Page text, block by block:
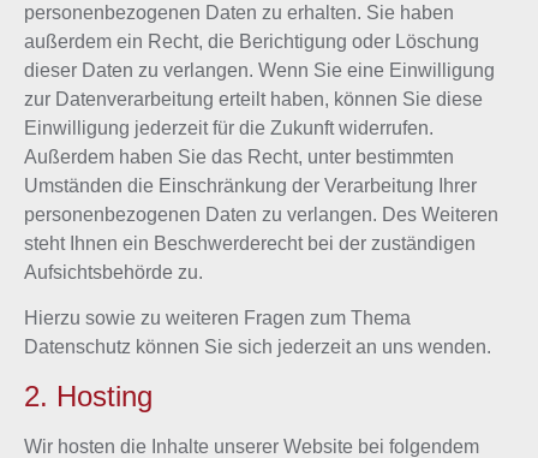
personenbezogenen Daten zu erhalten. Sie haben
außerdem ein Recht, die Berichtigung oder Löschung
dieser Daten zu verlangen. Wenn Sie eine Einwilligung
zur Datenverarbeitung erteilt haben, können Sie diese
Einwilligung jederzeit für die Zukunft widerrufen.
Außerdem haben Sie das Recht, unter bestimmten
Umständen die Einschränkung der Verarbeitung Ihrer
personenbezogenen Daten zu verlangen. Des Weiteren
steht Ihnen ein Beschwerderecht bei der zuständigen
Aufsichtsbehörde zu.
Hierzu sowie zu weiteren Fragen zum Thema
Datenschutz können Sie sich jederzeit an uns wenden.
2. Hosting
Wir hosten die Inhalte unserer Website bei folgendem